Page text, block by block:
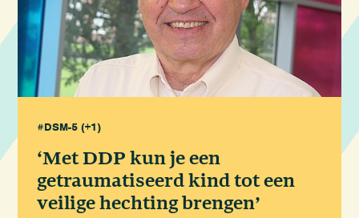
#DSM-5(+1)
‘Met DDP kun je een
getraumatiseerd kind tot een
veilige hechting brengen’